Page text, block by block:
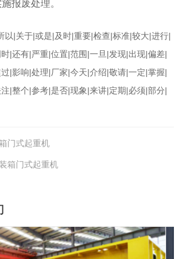
报废处理。
以|关于|或是|及时|重要|检查|标准|较大|进行|
时|还有|严重|位置|范围|一旦|发现|出现|偏差|
|影响|处理|厂家|今天|介绍|敬请|一定|掌握|
|整个|参考|是否|现象|来讲|定期|必须|部分|
门式起重机
箱门式起重机